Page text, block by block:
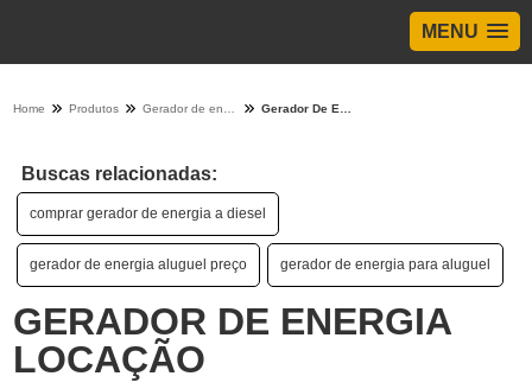
MENU
Home Produtos
Buscas relacionadas:
comprar gerador de energia a diesel
gerador de energia aluguel preço gerador de energia para aluguel
GERADOR DE ENERGIA
LOCAÇÃO